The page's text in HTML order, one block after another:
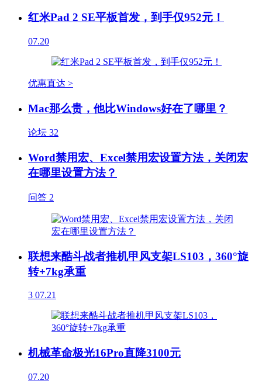
红米Pad 2 SE平板首发，到手仅952元！
07.20
优惠直达 >
Mac那么贵，他比Windows好在了哪里？
论坛 32
Word禁用宏、Excel禁用宏设置方法，关闭宏
在哪里设置方法？
问答 2
联想来酷斗战者推机甲风支架LS103，360°旋
转+7kg承重
3 07.21
机械革命极光16Pro直降3100元
07.20